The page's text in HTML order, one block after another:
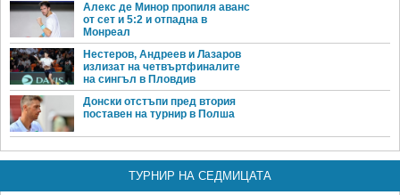
Алекс де Минор пропиля аванс
от сет и 5:2 и отпадна в
Монреал
Нестеров, Андреев и Лазаров
излизат на четвъртфиналите
на сингъл в Пловдив
Донски отстъпи пред втория
поставен на турнир в Полша
ТУРНИР НА СЕДМИЦАТА